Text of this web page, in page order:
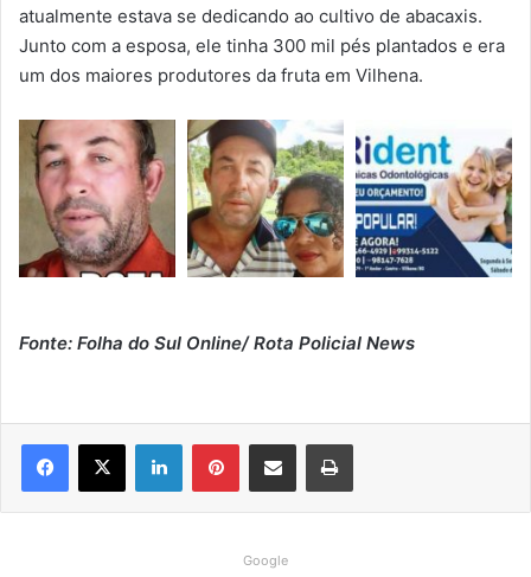
atualmente estava se dedicando ao cultivo de abacaxis.
Junto com a esposa, ele tinha 300 mil pés plantados e era
um dos maiores produtores da fruta em Vilhena.
Fonte: Folha do Sul Online/ Rota Policial News
Google